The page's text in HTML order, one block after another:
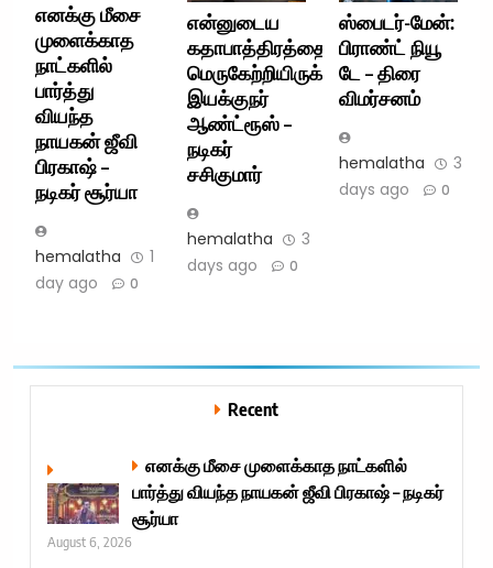
எனக்கு மீசை
முளைக்காத
நாட்களில்
பார்த்து
வியந்த
நாயகன் ஜீவி
பிரகாஷ் –
நடிகர் சூர்யா
hemalatha
1
day ago
0
என்னுடைய
கதாபாத்திரத்தை
மெருகேற்றியிருக்கிறார்
இயக்குநர்
ஆண்ட்ரூஸ் –
நடிகர்
சசிகுமார்
hemalatha
3
days ago
0
ஸ்பைடர்-மேன்:
பிராண்ட் நியூ
டே – திரை
விமர்சனம்
hemalatha
3
days ago
0
Recent
எனக்கு மீசை முளைக்காத நாட்களில்
பார்த்து வியந்த நாயகன் ஜீவி பிரகாஷ் – நடிகர்
சூர்யா
August 6, 2026